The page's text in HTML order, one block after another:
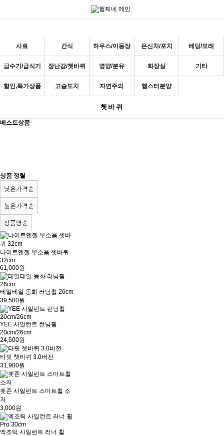
사료 간식 하우스/이동장 은신처/포치 베딩/모래
급수기/급식기 장난감/쳇바퀴 영양/분유 화장실 기타
할인,특가상품 고슴도치 자연주의 햄스터분양
쳇바퀴
베스트상품
상품 정렬
낮은가격순
높은가격순
상품명순
나이트엔젤 무소음 쳇바퀴
32cm
61,000원
테일테일 동화 러닝휠 26cm
39,500원
YEE 사일런트 런닝휠
20cm/26cm
24,500원
타핏 쳇바퀴 3.0버전
31,900원
펫존 사일런트 스마트휠 소
저
3,000원
엑조틱 사일런트 러너 휠